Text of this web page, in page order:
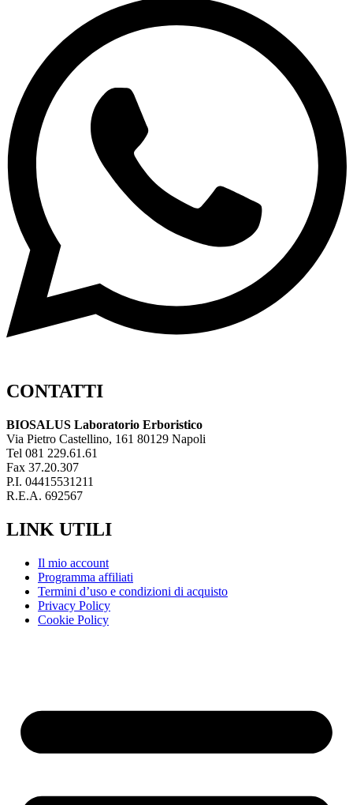
CONTATTI
BIOSALUS Laboratorio Erboristico
Via Pietro Castellino, 161 80129 Napoli
Tel 081 229.61.61
Fax 37.20.307
P.I. 04415531211
R.E.A. 692567
LINK UTILI
Il mio account
Programma affiliati
Termini d’uso e condizioni di acquisto
Privacy Policy
Cookie Policy